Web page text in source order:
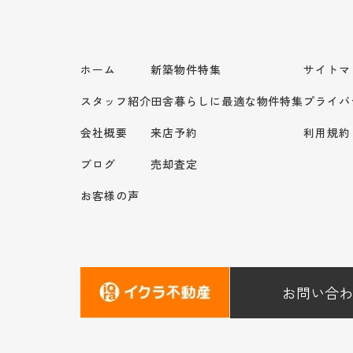
ホーム
スタッフ紹介
会社概要
ブログ
お客様の声
新築物件特集
田舎暮らしに最適な物件特集
来店予約
売却査定
サイト
プライ
利用規約
お問い合